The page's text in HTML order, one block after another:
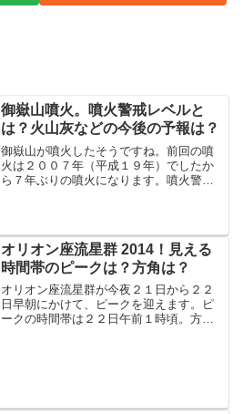
御嶽山噴火。噴火警戒レベルと
は？火山灰などの今後の予報は？
御嶽山が噴火したそうですね。前回の噴
火は２００７年（平成１９年）でしたか
ら７年ぶりの噴火になります。噴火警戒
情報に注意したいです。
オリオン座流星群 2014！見える
時間帯のピークは？方角は？
オリオン座流星群が今夜２１日から２２
日早朝にかけて、ピークを迎えます。ピ
ークの時間帯は２２日午前１時頃。方角